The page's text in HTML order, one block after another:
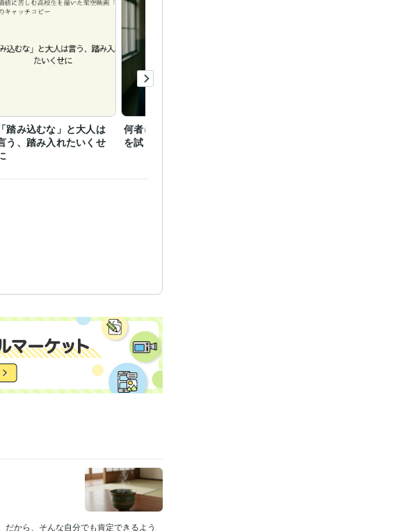
「踏み込むな」と大人は
う、踏み入れたいくせ
何者になれるか私の印象
を試したい
から、そんな自分でも肯定できるよう